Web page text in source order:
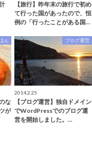
【旅行】昨年末の旅行で初め
て行った国があったので、恒
例の「行ったことがある国…
ん
な
が
ブログ運営
2014.2.25
【ブログ運営】独自ドメイン
でWordPressでのブログ運
営を開始しました。…